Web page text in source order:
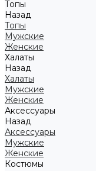
Топы
Назад
Топы
Мужские
Женские
Халаты
Назад
Халаты
Мужские
Женские
Аксессуары
Назад
Аксессуары
Мужские
Женские
Костюмы